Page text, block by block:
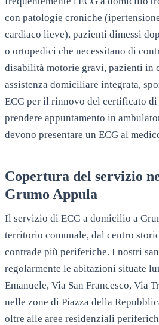
con patologie croniche
cardiaco lieve), pazienti dimessi
o ortopedici che necessitano di
disabilità motorie gravi, pazienti in
assistenza domiciliare integrata,
ECG per il rinnovo del certificato di
prendere appuntamento in
devono presentare un ECG al
Copertura del servizio
Grumo Appula
Il servizio di ECG a domicilio a
territorio comunale, dal centro
contrade più periferiche. I nostri
regolarmente le abitazioni situate
Emanuele, Via San Francesco, Via
nelle zone di Piazza della
oltre alle aree residenziali